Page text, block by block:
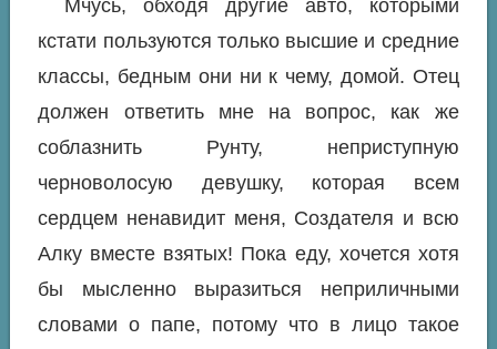
Мчусь, обходя другие авто, которыми
кстати пользуются только высшие и средние
классы, бедным они ни к чему, домой. Отец
должен ответить мне на вопрос, как же
соблазнить Рунту, неприступную
черноволосую девушку, которая всем
сердцем ненавидит меня, Создателя и всю
Алку вместе взятых! Пока еду, хочется хотя
бы мысленно выразиться неприличными
словами о папе, потому что в лицо такое